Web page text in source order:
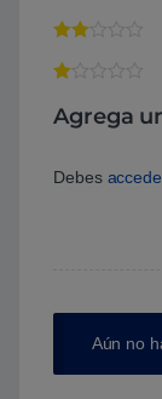
Agrega
Debes
Aún no